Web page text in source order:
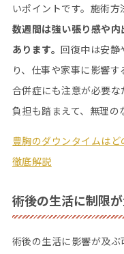
いポイントです。施術
数週間は強い張り感や
あります。回復中は安静
り、仕事や家事に影響
合併症にも注意が必要
負担も踏まえて、無理の
豊胸のダウンタイムは
徹底解説
術後の生活に制限
術後の生活に影響が及